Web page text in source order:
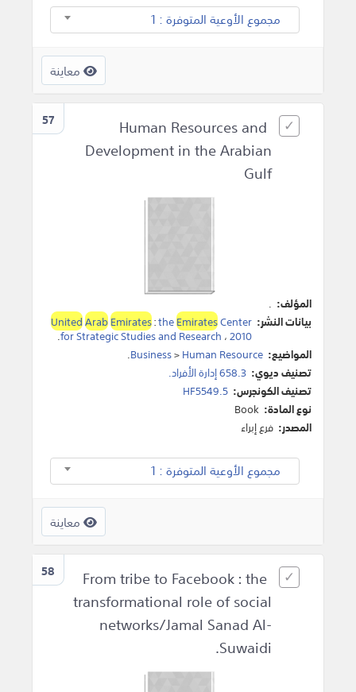
مجموع الأوعية المتوفرة : 1
معاينة
57
Human Resources and
Development in the Arabian
Gulf
المؤلف: .
بيانات النشر:
UnitedArabEmirates:theEmiratesCenter
for Strategic Studies and Research ،2010
.
المواضيع:
Business>Human Resource
.
تصنيف ديوي: 658.3 إدارة الأفراد.
تصنيف الكونجرس: HF5549.5
نوع المادة: Book
المصدر: فرع إبراء
مجموع الأوعية المتوفرة : 1
معاينة
58
From tribe to Facebook : the
transformational role of social
networks/Jamal Sanad Al-
Suwaidi.